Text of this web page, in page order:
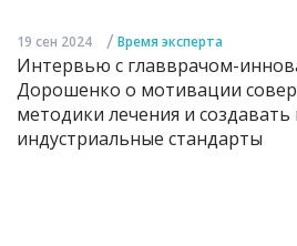
19 сен 2024 / Время эксперта
Интервью с главврачом-
Дорошенко о мотивации
методики лечения и
индустриальные стандарты